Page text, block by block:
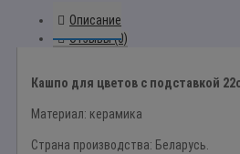
Описание
Отзывы (0)
Кашпо для цветов с подставкой
Материал: керамика
Страна производства: Беларусь.